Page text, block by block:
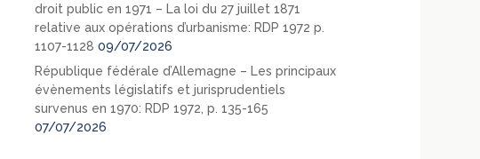
droit public en 1971 – La loi du 27 juillet 1871
relative aux opérations d’urbanisme: RDP 1972 p.
1107-1128 09/07/2026
République fédérale d’Allemagne – Les principaux
évènements législatifs et jurisprudentiels
survenus en 1970: RDP 1972, p. 135-165
07/07/2026